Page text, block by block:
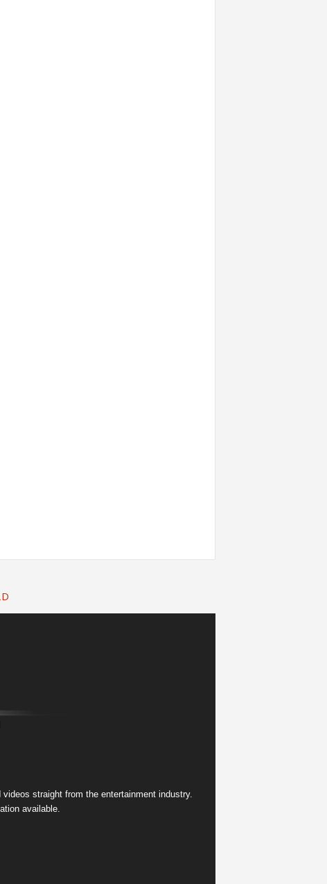
straight from the entertainment industry.
available.